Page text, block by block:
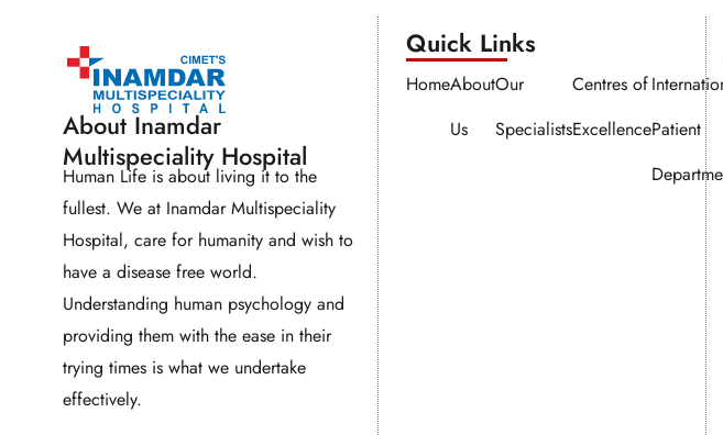
About Inamdar
Multispeciality Hospital
Human Life is about living it to the
fullest. We at Inamdar Multispeciality
Hospital, care for humanity and wish to
have a disease free world.
Understanding human psychology and
providing them with the ease in their
trying times is what we undertake
effectively.
Quick Links​​
HomeAbout
Us
Our
Specialists
Centres of
ExcellencePatient